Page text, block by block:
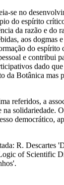
se no
do espírito
da razão e do
aos dogmas
do
e contribui
dado
da Botânica mas
referidos, a
na solidariedade.
democrático,
R. Descartes
of Scientific